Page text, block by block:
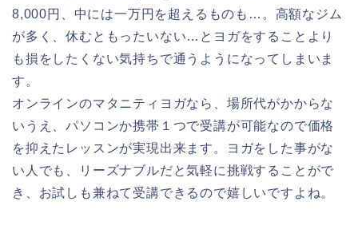
8,000円、中には一万円を超えるものも…。高額なジム
が多く、休むともったいない…とヨガをすることより
も損をしたくない気持ちで通うようになってしまいま
す。
オンラインのマタニティヨガなら、場所代がかからな
いうえ、パソコンか携帯１つで受講が可能なので価格
を抑えたレッスンが実現出来ます。ヨガをした事がな
い人でも、リーズナブルだと気軽に挑戦することがで
き、お試しも兼ねて受講できるので嬉しいですよね。